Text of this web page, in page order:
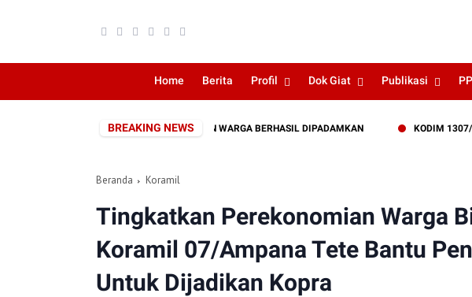
Home Berita Profil Dok Giat Publikasi
BREAKING NEWS
LAHAN DEKAT PERKEBUNAN WARGA BERHASIL DIPADAMKAN KODIM 1307/POSO
Beranda Koramil
Tingkatkan Perekonomian Warga
Koramil 07/Ampana Tete Bantu
Untuk Dijadikan Kopra